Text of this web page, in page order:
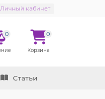
Личный кабинет
0 0
Статьи